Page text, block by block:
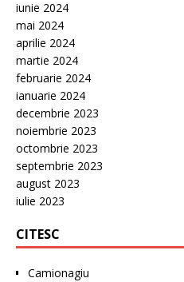
iunie 2024
mai 2024
aprilie 2024
martie 2024
februarie 2024
ianuarie 2024
decembrie 2023
noiembrie 2023
octombrie 2023
septembrie 2023
august 2023
iulie 2023
CITESC
Camionagiu